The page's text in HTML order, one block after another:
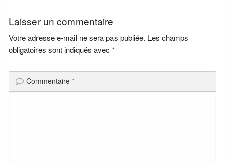
Laisser un commentaire
Votre adresse e-mail ne sera pas publiée. Les champs
obligatoires sont indiqués avec*
Commentaire*